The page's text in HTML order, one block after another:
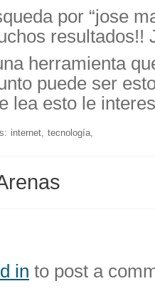
por “jose
resultados!!
herramienta
puede ser
lea esto le
internet tecnología
in to post a